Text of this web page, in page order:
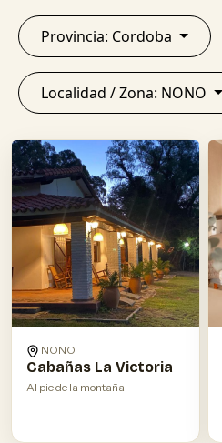
Provincia: Cordoba
Localidad / Zona: NONO
NONO
Cabañas La Victoria
Al pie de la montaña